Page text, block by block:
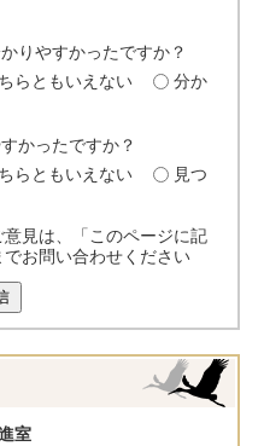
りやすかったですか？
らともいえない
分か
かったですか？
らともいえない
見つ
見は、「このページに記
お問い合わせください
室